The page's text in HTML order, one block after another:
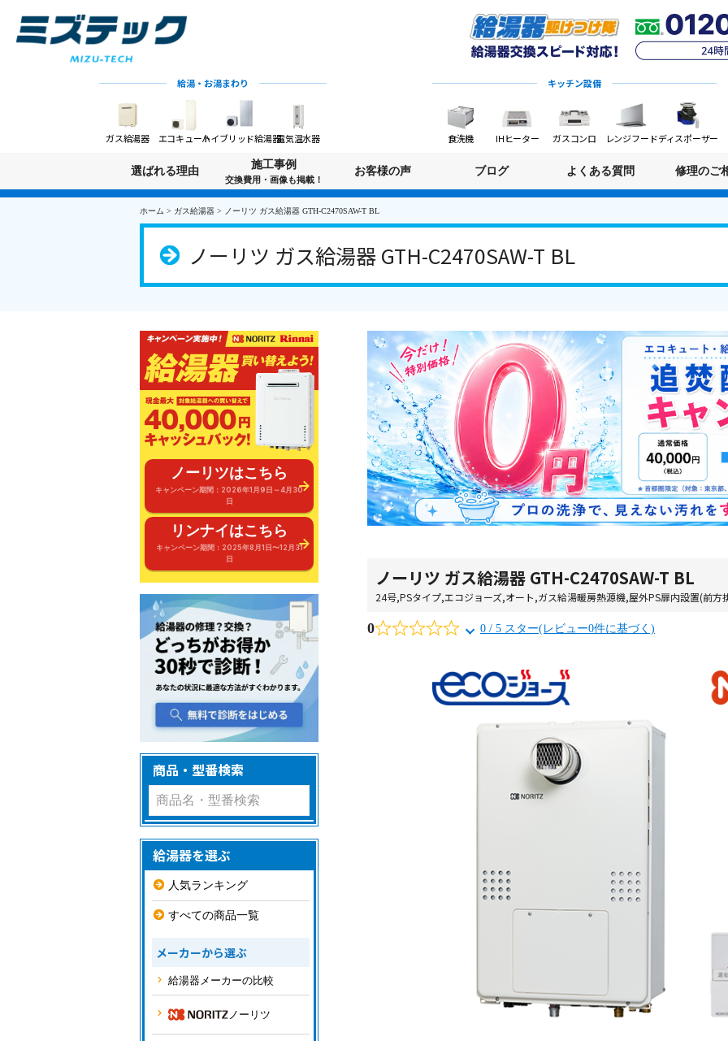
給湯・お湯まわり
ガス給湯器 エコキュートハイブリッド給湯器電気温水器
キッチン設備
食洗機 IHヒーター ガスコンロ レンジフードディスポーザー
選ばれる理由
施工事例
交換費用・画像も掲載！
お客様の声 ブログ よくある質問 修理のご
ホーム > ガス給湯器 > ノーリツ ガス給湯器 GTH-C2470SAW-T BL
ノーリツ ガス給湯器 GTH-C2470SAW-T BL
ノーリツ ガス給湯器 GTH-C2470SAW-T BL
24号,PSタイプ,エコジョーズ,オート,ガス給湯暖房熱源機,屋外PS扉内設置(前方
0 0 / 5 スター(レビュー0件に基づく)
ノーリツはこちら
キャンペーン期間：2026年1月9日～4月30
日
リンナイはこちら
キャンペーン期間：2025年8月1日〜12月31
日
商品・型番検索
給湯器を選ぶ
人気ランキング
すべての商品一覧
メーカーから選ぶ
給湯器メーカーの比較
ノーリツ